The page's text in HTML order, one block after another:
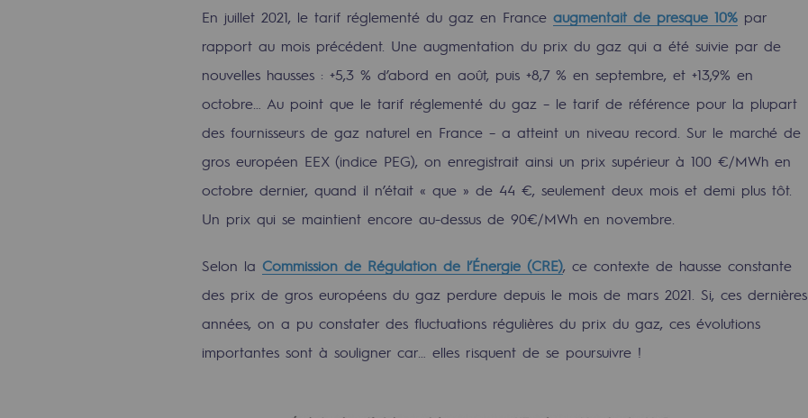
Les énergies d'avenir
Gaz renouvelables et procédés durables
Gaz renouvelables et procédés durables
Pyrogazéification et gazéification hydrothermale
Nouveaux usages
Concertations CH4, H2 et CO2
En juillet 2021, le tarif réglementé du gaz en France augmentait de presque 10% par
rapport au mois précédent. Une augmentation du prix du gaz qui a été suivie par de
nouvelles hausses : +5,3 % d’abord en août, puis +8,7 % en septembre, et +13,9% en
octobre… Au point que le tarif réglementé du gaz – le tarif de référence pour la plupart
des fournisseurs de gaz naturel en France – a atteint un niveau record. Sur le marché de
gros européen EEX (indice PEG), on enregistrait ainsi un prix supérieur à 100 €/MWh en
octobre dernier, quand il n’était « que » de 44 €, seulement deux mois et demi plus tôt.
Un prix qui se maintient encore au-dessus de 90€/MWh en novembre.
Selon la Commission de Régulation de l’Énergie (CRE), ce contexte de hausse constante
des prix de gros européens du gaz perdure depuis le mois de mars 2021. Si, ces dernières
années, on a pu constater des fluctuations régulières du prix du gaz, ces évolutions
importantes sont à souligner car… elles risquent de se poursuivre !